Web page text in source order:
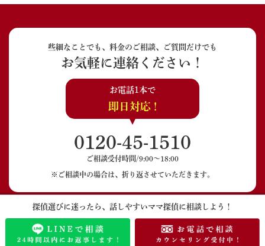
些細なことでも、料金のご相談、ご質問だけでも
お気軽に連絡ください！
お電話1本で
即日対応 !
0120-45-1510
ご相談受付時間/9:00〜18:00
※ご相談中の場合は、折り返させていただきます。
LINEでのご相談 メールでのご相談
探偵選びに迷ったら、話しやすいママ探偵に相談しよう！